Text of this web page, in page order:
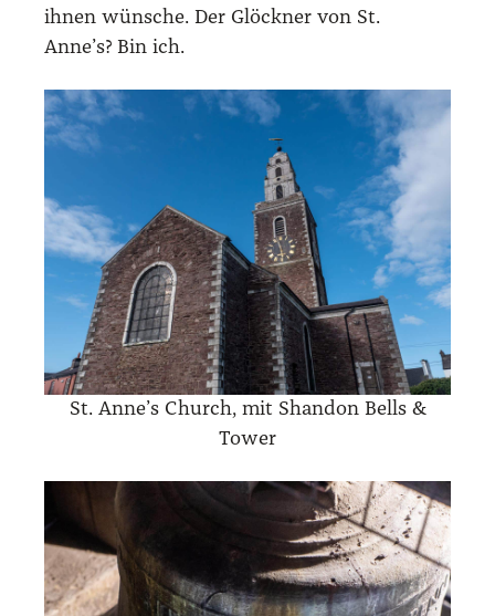
ihnen wün­sche. Der Glöck­ner von St.
Anne’s? Bin ich.
St. Anne’s Church, mit Shan­don Bells &
Tower